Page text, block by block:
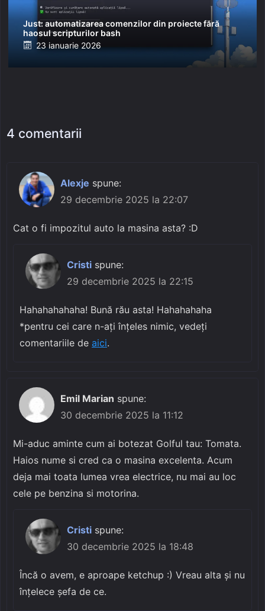
Just: automatizarea comenzilor din proiecte fără
haosul scripturilor bash
Posted
23 ianuarie 2026
4 comentarii
Alexje spune:
29 decembrie 2025 la 22:07
Cat o fi impozitul auto la masina asta? :D
Cristi spune:
29 decembrie 2025 la 22:15
Hahahahahaha! Bună rău asta! Hahahahaha
*pentru cei care n-ați înțeles nimic, vedeți
comentariile de aici.
Emil Marian spune:
30 decembrie 2025 la 11:12
Mi-aduc aminte cum ai botezat Golful tau: Tomata.
Haios nume si cred ca o masina excelenta. Acum
deja mai toata lumea vrea electrice, nu mai au loc
cele pe benzina si motorina.
Cristi spune:
30 decembrie 2025 la 18:48
Încă o avem, e aproape ketchup :) Vreau alta și nu
înțelece șefa de ce.